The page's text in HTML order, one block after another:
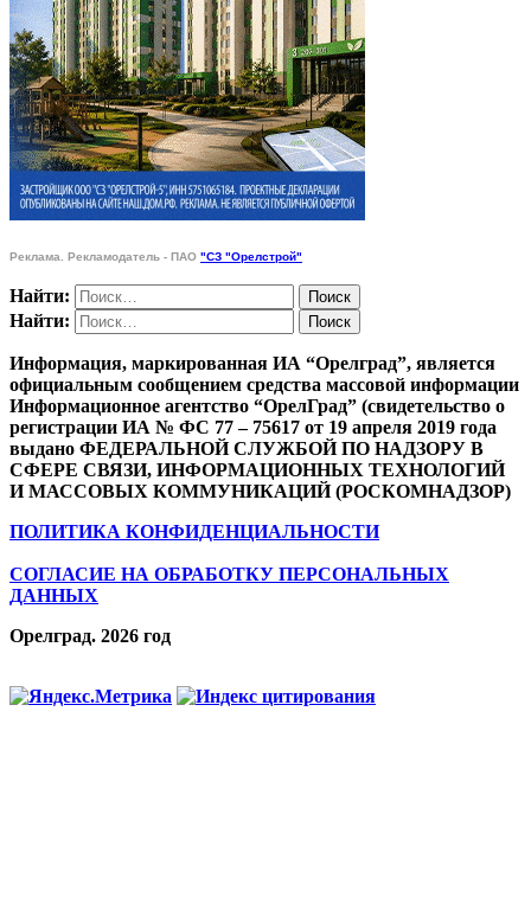
Реклама. Рекламодатель - ПАО "СЗ "Орелстрой"
Найти:
Найти:
Информация, маркированная ИА “Орелград”, является
официальным сообщением средства массовой информации
Информационное агентство “ОрелГрад” (свидетельство о
регистрации ИА № ФС 77 – 75617 от 19 апреля 2019 года
выдано ФЕДЕРАЛЬНОЙ СЛУЖБОЙ ПО НАДЗОРУ В
СФЕРЕ СВЯЗИ, ИНФОРМАЦИОННЫХ ТЕХНОЛОГИЙ
И МАССОВЫХ КОММУНИКАЦИЙ (РОСКОМНАДЗОР)
ПОЛИТИКА КОНФИДЕНЦИАЛЬНОСТИ
СОГЛАСИЕ НА ОБРАБОТКУ ПЕРСОНАЛЬНЫХ
ДАННЫХ
Орелград. 2026 год